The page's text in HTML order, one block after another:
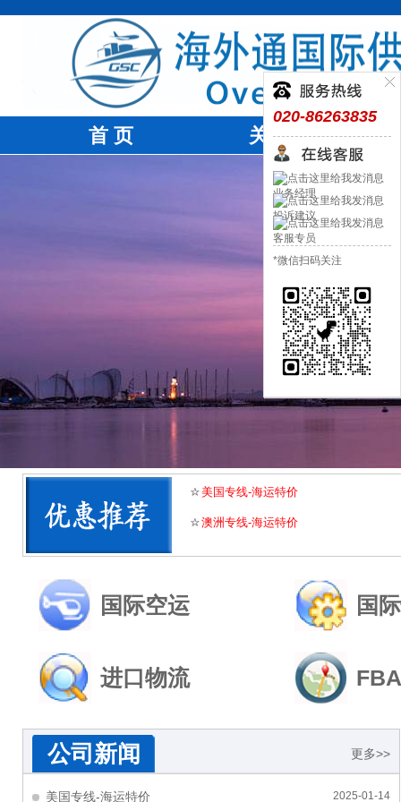
020-86263835
业务经理
投诉建议
客服专员
*微信扫码关注
首 页 关于我们
美国专线-海运特价
澳洲专线-海运特价
国际空运 国
进口物流
公司新闻 更多>>
2025-01-14
美国专线-海运特价